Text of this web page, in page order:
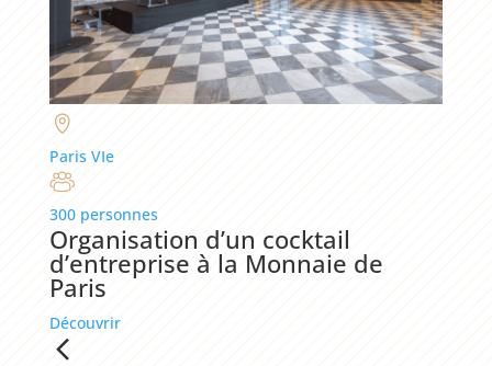
Paris VIe
300 personnes
Organisation d’un cocktail
d’entreprise à la Monnaie de
Paris
Découvrir